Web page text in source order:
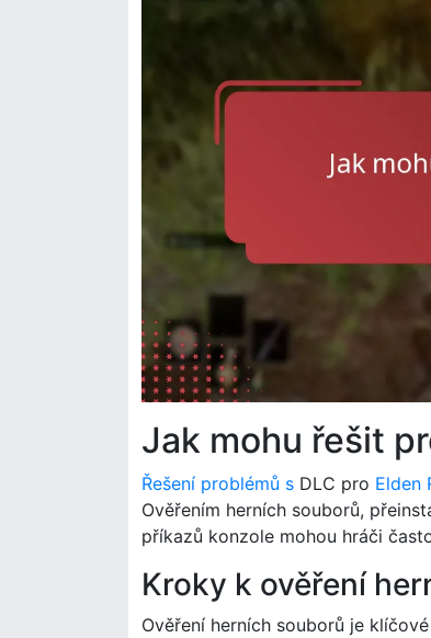
Jak mohu řešit
Řešení problémů s DLC pro Elden
Ověřením herních souborů,
příkazů konzole mohou hráči
Kroky k ověření
Ověření herních souborů je